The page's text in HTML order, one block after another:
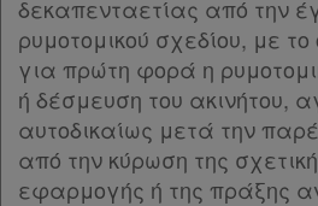
δεκαπενταετίας από την
ρυμοτομικού σχεδίου, με το
για πρώτη φορά η
ή δέσμευση του ακινήτου,
αυτοδικαίως μετά την
από την κύρωση της
εφαρμογής ή της πράξης